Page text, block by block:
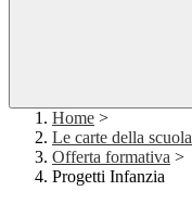
Home >
Le carte della scuola
Offerta formativa >
Progetti Infanzia